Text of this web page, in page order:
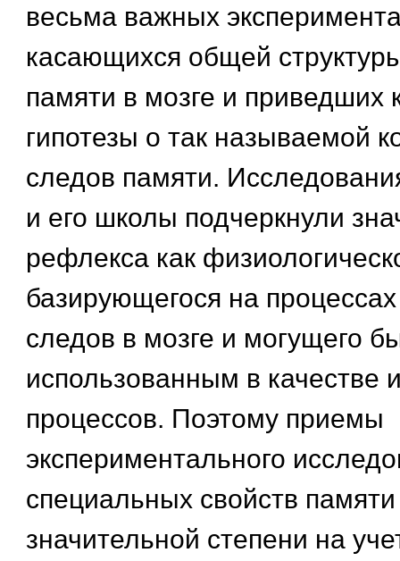
весьма важных
касающихся общей
памяти в мозге и приведших
гипотезы о так называемой
следов памяти.
и его школы подчеркнули
рефлекса как
базирующегося на
следов в мозге и могущего
использованным в качестве
процессов. Поэтому приемы
экспериментального
специальных свойств
значительной степени на